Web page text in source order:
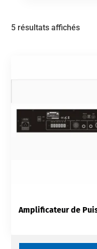
5 résultats affichés